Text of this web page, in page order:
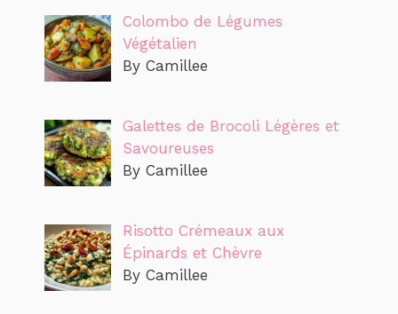
Colombo de Légumes
Végétalien
By Camillee
Galettes de Brocoli Légères et
Savoureuses
By Camillee
Risotto Crémeaux aux
Épinards et Chèvre
By Camillee